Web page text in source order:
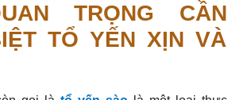
TRỌNG CẦN
TỔ YẾN XỊN VÀ